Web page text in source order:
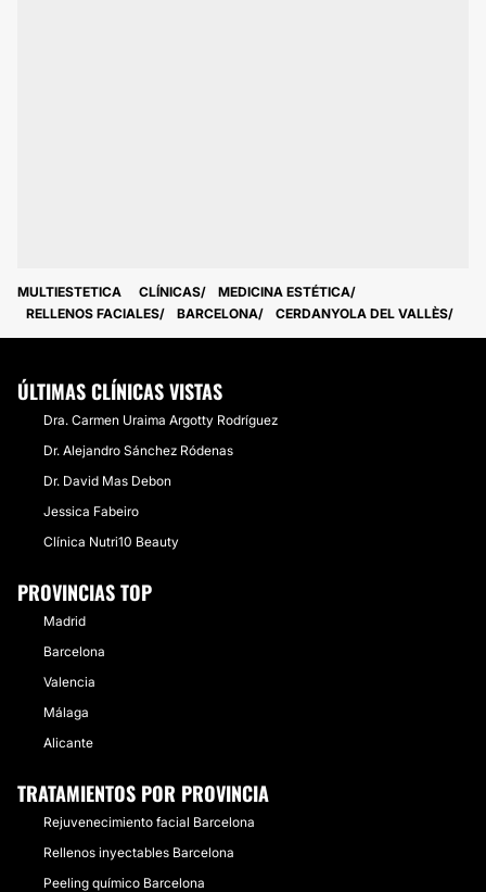
MULTIESTETICA CLÍNICAS
MEDICINA ESTÉTICA
RELLENOS FACIALES
BARCELONA CERDANYOLA DEL VALLÈS
ÚLTIMAS CLÍNICAS VISTAS
Dra. Carmen Uraima Argotty Rodríguez
Dr. Alejandro Sánchez Ródenas
Dr. David Mas Debon
Jessica Fabeiro
Clínica Nutri10 Beauty
PROVINCIAS TOP
Madrid
Barcelona
Valencia
Málaga
Alicante
TRATAMIENTOS POR PROVINCIA
Rejuvenecimiento facial Barcelona
Rellenos inyectables Barcelona
Peeling químico Barcelona